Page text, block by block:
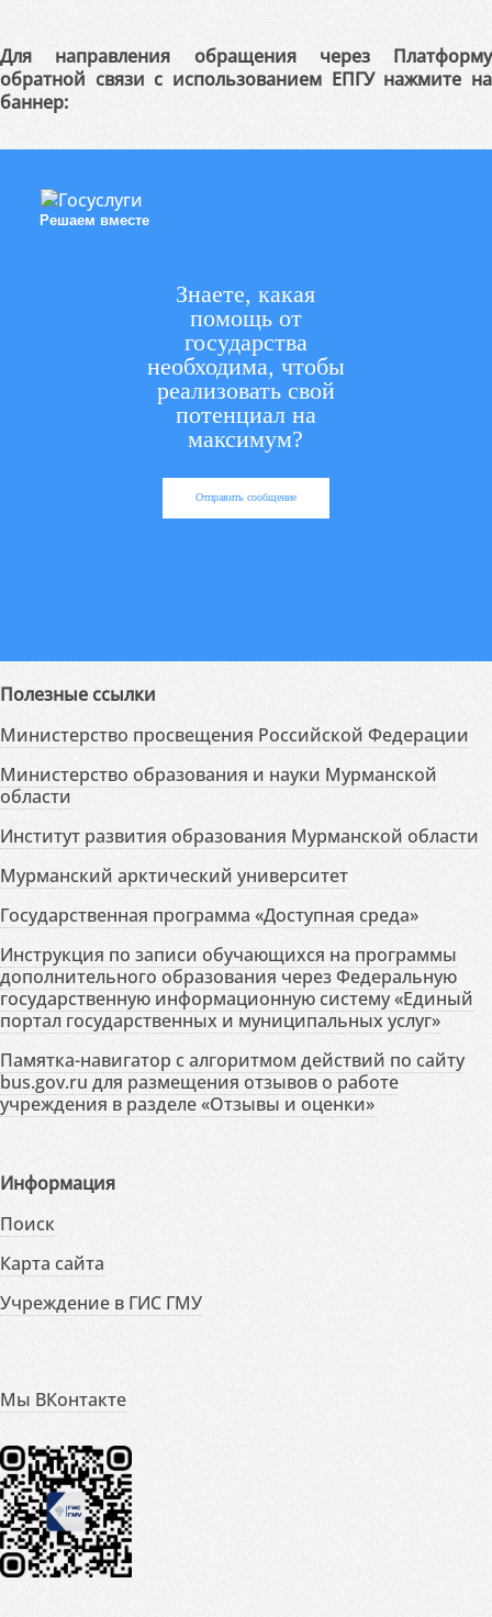
Для направления обращения через Платформу
обратной связи с использованием ЕПГУ нажмите на
баннер:
Решаем вместе
Знаете, какая
помощь от
государства
необходима, чтобы
реализовать свой
потенциал на
максимум?
Отправить сообщение
Полезные ссылки
Министерство просвещения Российской Федерации
Министерство образования и науки Мурманской
области
Институт развития образования Мурманской области
Мурманский арктический университет
Государственная программа «Доступная среда»
Инструкция по записи обучающихся на программы
дополнительного образования через Федеральную
государственную информационную систему «Единый
портал государственных и муниципальных услуг»
Памятка-навигатор с алгоритмом действий по сайту
bus.gov.ru для размещения отзывов о работе
учреждения в разделе «Отзывы и оценки»
Информация
Поиск
Карта сайта
Учреждение в ГИС ГМУ
Мы ВКонтакте